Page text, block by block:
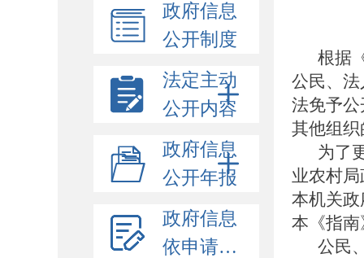
政府信息
公开制度
法定主动
公开内容
政府信息
公开年报
政府信息
依申请公开
根据
公民、
法免予
其他组
为了
业农村
本机关
本《指
公民